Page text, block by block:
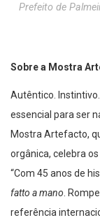
Prefeito de
Sobre a Mostra
Autêntico.
essencial para ser
Mostra Artefacto,
orgânica, celebra
“Com 45 anos de
fatto a mano.
referência